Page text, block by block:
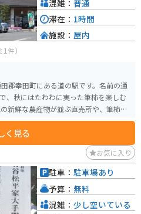
1件）
郡幸田町にある道の駅です。名前の通
、秋にはたわわに実った筆柿を楽しむ
味わえるお店があります。また、レス
楽しむことができます。 バイクで
完備されているので安心です。周辺に
リングに最適なスポットも点在してい
品など、お土産に最適なものがたくさ
く見る
混雑： 普通
滞在： 1時間
施設： 屋内
お気に入り
駐車： 駐車場あり
予算： 無料
混雑： 少し空いている